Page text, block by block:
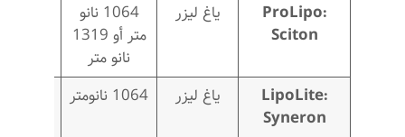
ProLipo:
Sciton
ياغ ليزر
1064 نانو
متر أو 1319
نانو متر
LipoLite:
Syneron
ياغ ليزر 1064 نانومتر